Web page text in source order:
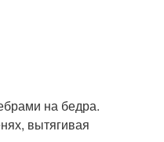
на бедра.
вытягивая